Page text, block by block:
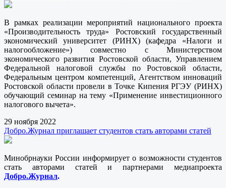
В рамках реализации мероприятий национального проекта
«Производительность труда» Ростовский государственный
экономический университет (РИНХ) (кафедра «Налоги и
налогообложение») совместно с Министерством
экономического развития Ростовской области, Управлением
Федеральной налоговой службы по Ростовской области,
Федеральным центром компетенций, Агентством инноваций
Ростовской области провели в Точке Кипения РГЭУ (РИНХ)
обучающий семинар на тему «Применение инвестиционного
налогового вычета».
29 ноября 2022
Добро.Журнал приглашает студентов стать авторами статей
Минобрнауки России информирует о возможности студентов
стать авторами статей и партнерами медиапроекта
Добро.Журнал.